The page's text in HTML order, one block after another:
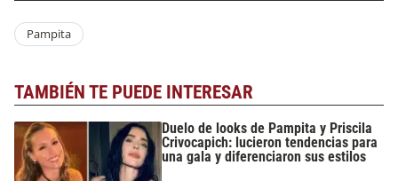
Pampita
TAMBIÉN TE PUEDE INTERESAR
Duelo de looks de Pampita y Priscila
Crivocapich: lucieron tendencias para
una gala y diferenciaron sus estilos